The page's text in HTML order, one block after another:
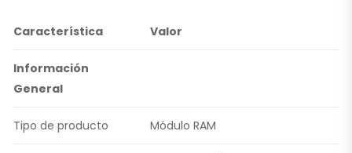
Característica Valor
Información
General
Tipo de producto Módulo RAM